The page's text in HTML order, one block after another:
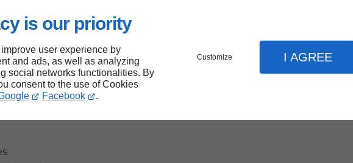
is our priority
user experience by
and ads, as well as analyzing
social networks functionalities. By
consent to the use of Cookies
Facebook .
Customize I AGREE